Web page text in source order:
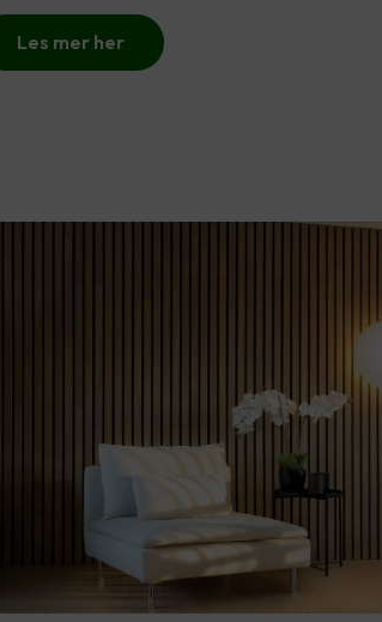
Les mer her